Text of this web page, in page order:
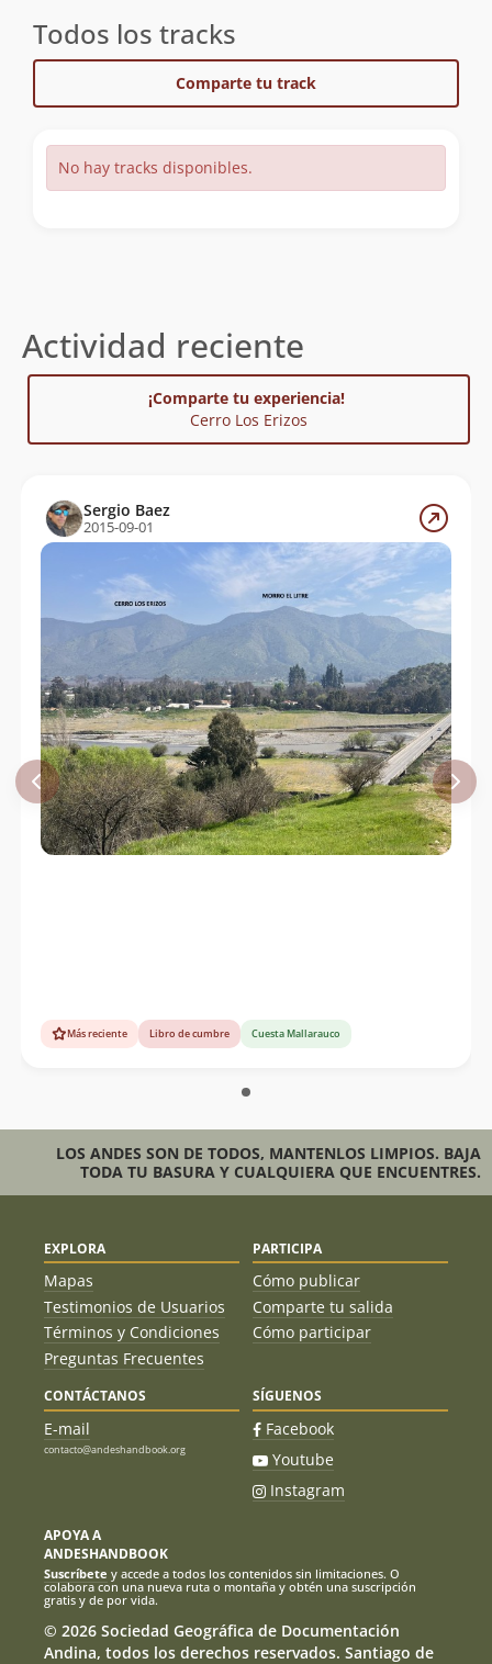
Todos los tracks
Comparte tu track
No hay tracks disponibles.
Actividad reciente
¡Comparte tu experiencia!
Cerro Los Erizos
Sergio Baez
2015-09-01
Más reciente Libro de cumbre Cuesta Mallarauco
LOS ANDES SON DE TODOS, MANTENLOS LIMPIOS. BAJA
TODA TU BASURA Y CUALQUIERA QUE ENCUENTRES.
EXPLORA
Mapas
Testimonios de Usuarios
Términos y Condiciones
Preguntas Frecuentes
PARTICIPA
Cómo publicar
Comparte tu salida
Cómo participar
CONTÁCTANOS
E-mail
contacto@andeshandbook.org
SÍGUENOS
Facebook
Youtube
Instagram
APOYA A
ANDESHANDBOOK
Suscríbete y accede a todos los contenidos sin limitaciones. O
colabora con una nueva ruta o montaña y obtén una suscripción
gratis y de por vida.
© 2026 Sociedad Geográfica de Documentación
Andina, todos los derechos reservados. Santiago de